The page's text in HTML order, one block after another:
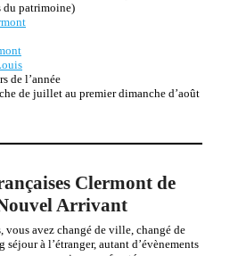
en mai) ;
Hip-Hop, concours chorégraphiques,
concerts…);
des arts de la rue qui a lieu les
end de juin).
ont lieu les années impaires, le week-
du patrimoine)
de juillet au premier dimanche d’août